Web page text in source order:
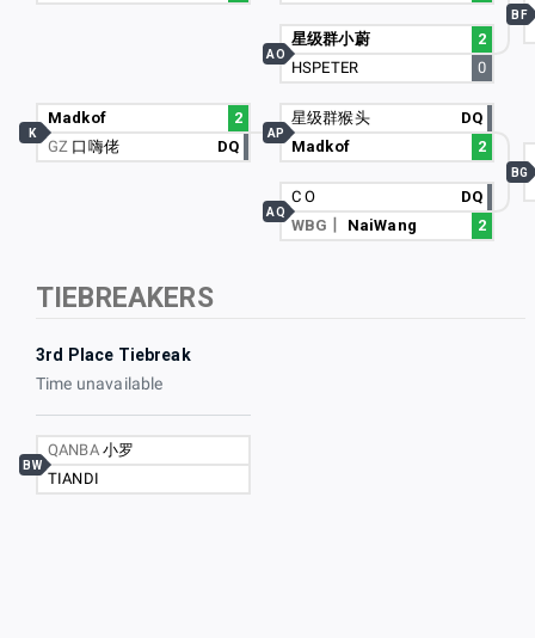
Madkof
2
GZ 口嗨佬 DQ
K
星级群小蔚
2
HSPETER
0
AO
星级群猴头
DQ
Madkof
2
AP
C O
DQ
WBG丨 NaiWang 2
AQ
BF
BG
TIEBREAKERS
3rd Place Tiebreak
Time unavailable
QANBA 小罗
TIANDI
BW